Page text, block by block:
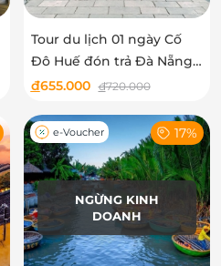
Tour du lịch 01 ngày Cố
Đô Huế đón trả Đà Nẵng
dành cho 01 khách
đ655.000 đ720.000
NGỪNG KINH
DOANH
e-Voucher 17%